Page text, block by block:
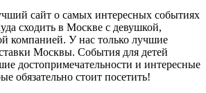
сайт о самых интересных событиях
сходить в Москве с девушкой,
компанией. У нас только лучшие
Москвы. События для детей
достопримечательности и интересные
обязательно стоит посетить!